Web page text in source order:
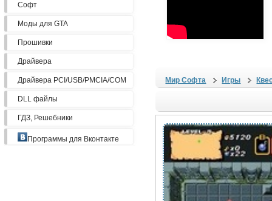
Софт
Моды для GTA
Прошивки
Драйвера
Драйвера PCI/USB/PMCIA/COM
DLL файлы
ГДЗ, Решебники
Программы для Вконтакте
Мир Софта Игры